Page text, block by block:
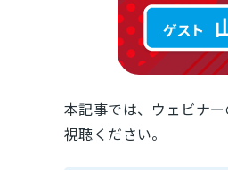
本記事では、ウェビナ
視聴ください。